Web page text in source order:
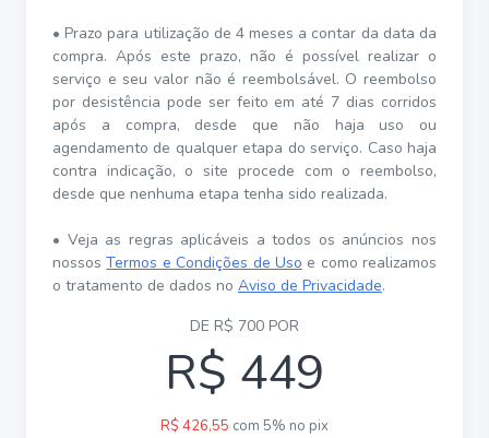
• Prazo para utilização de 4 meses a contar da data da
compra. Após este prazo, não é possível realizar o
serviço e seu valor não é reembolsável. O reembolso
por desistência pode ser feito em até 7 dias corridos
após a compra, desde que não haja uso ou
agendamento de qualquer etapa do serviço. Caso haja
contra indicação, o site procede com o reembolso,
desde que nenhuma etapa tenha sido realizada.
• Veja as regras aplicáveis a todos os anúncios nos
nossosTermos e Condições de Uso e como realizamos
o tratamento de dados no Aviso de Privacidade.
DE R$ 700 POR
R$ 449
R$ 426,55 com 5% no pix